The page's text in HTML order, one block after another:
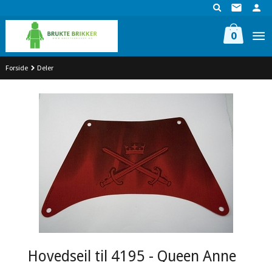
til
innholdet
0
Forside Deler
Hovedseil til 4195 - Queen Anne